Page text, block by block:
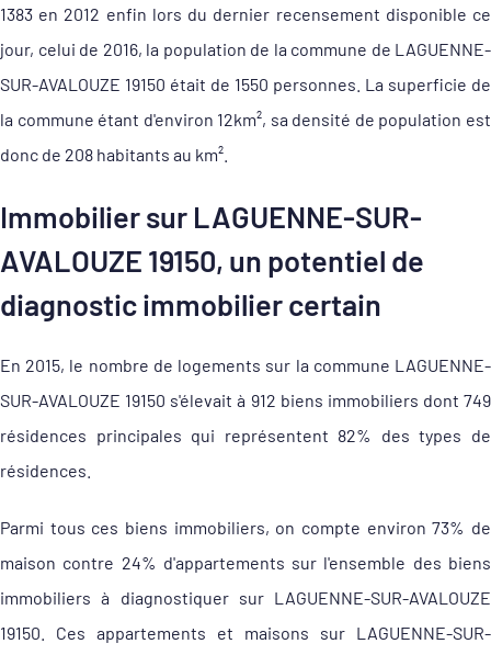
1383 en 2012 enfin lors du dernier recensement disponible ce
jour, celui de 2016, la population de la commune de LAGUENNE-
SUR-AVALOUZE 19150 était de 1550 personnes. La superficie de
la commune étant d'environ 12km², sa densité de population est
donc de 208 habitants au km².
Immobilier sur LAGUENNE-SUR-
AVALOUZE 19150, un potentiel de
diagnostic immobilier certain
En 2015, le nombre de logements sur la commune LAGUENNE-
SUR-AVALOUZE 19150 s'élevait à 912 biens immobiliers dont 749
résidences principales qui représentent 82% des types de
résidences.
Parmi tous ces biens immobiliers, on compte environ 73% de
maison contre 24% d'appartements sur l'ensemble des biens
immobiliers à diagnostiquer sur LAGUENNE-SUR-AVALOUZE
19150. Ces appartements et maisons sur LAGUENNE-SUR-